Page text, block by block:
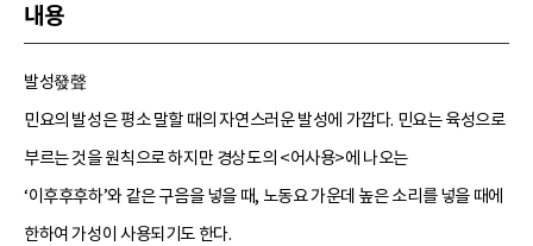
내용
발성發聲
민요의 발성은 평소 말할 때의 자연스러운 발성에 가깝다. 민요는 육성으로
부르는 것을 원칙으로 하지만 경상도의 <어사용>에 나오는
‘이후후후하’와 같은 구음을 넣을 때, 노동요 가운데 높은 소리를 넣을 때에
한하여 가성이 사용되기도 한다.